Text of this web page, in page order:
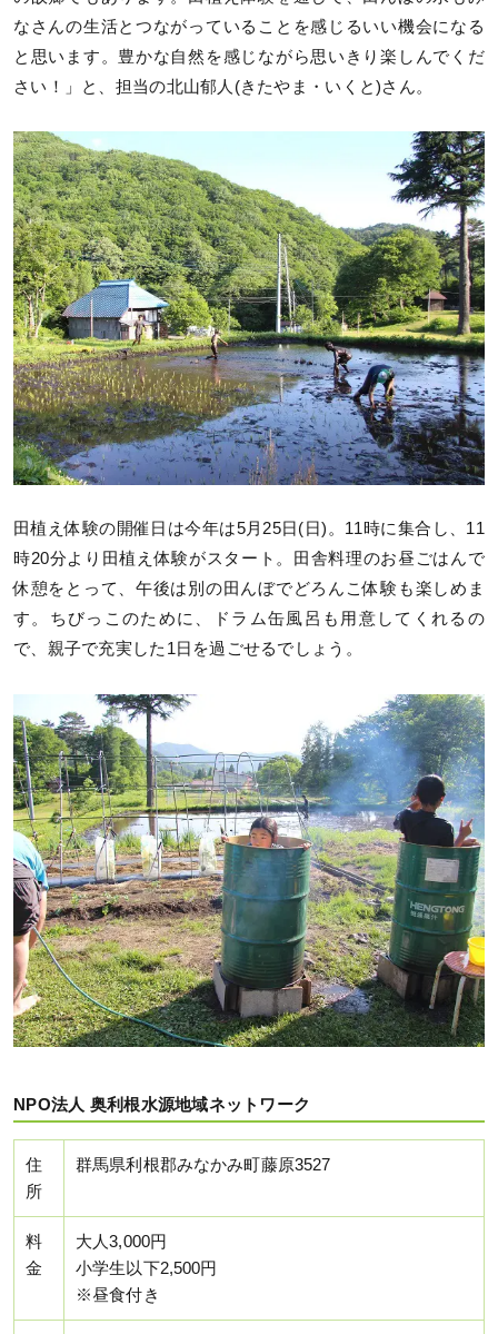
なさんの生活とつながっていることを感じるいい機会になる
と思います。豊かな自然を感じながら思いきり楽しんでくだ
さい！」と、担当の北山郁人(きたやま・いくと)さん。
田植え体験の開催日は今年は5月25日(日)。11時に集合し、11
時20分より田植え体験がスタート。田舎料理のお昼ごはんで
休憩をとって、午後は別の田んぼでどろんこ体験も楽しめま
す。ちびっこのために、ドラム缶風呂も用意してくれるの
で、親子で充実した1日を過ごせるでしょう。
NPO法人 奥利根水源地域ネットワーク
住
所
群馬県利根郡みなかみ町藤原3527
料
金
大人3,000円
小学生以下2,500円
※昼食付き